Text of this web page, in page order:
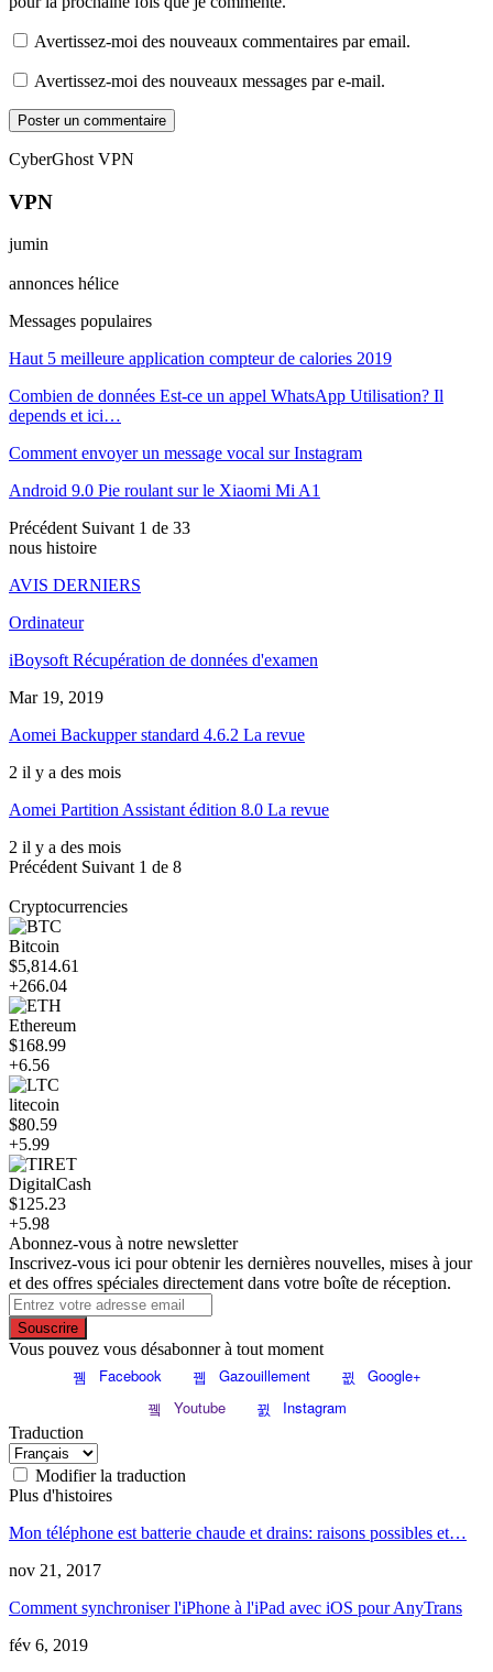
Avertissez-moi des nouveaux commentaires par email.
Avertissez-moi des nouveaux messages par e-mail.
CyberGhost VPN
VPN
jumin
annonces hélice
Messages populaires
Haut 5 meilleure application compteur de calories 2019
Combien de données Est-ce un appel WhatsApp Utilisation? Il
depends et ici…
Comment envoyer un message vocal sur Instagram
Android 9.0 Pie roulant sur le Xiaomi Mi A1
Précédent Suivant 1 de 33
nous histoire
AVIS DERNIERS
Ordinateur
iBoysoft Récupération de données d'examen
Mar 19, 2019
Aomei Backupper standard 4.6.2 La revue
2 il y a des mois
Aomei Partition Assistant édition 8.0 La revue
2 il y a des mois
Précédent Suivant 1 de 8
Cryptocurrencies
Bitcoin
$5,814.61
+266.04
Ethereum
$168.99
+6.56
litecoin
$80.59
+5.99
DigitalCash
$125.23
+5.98
Abonnez-vous à notre newsletter
Inscrivez-vous ici pour obtenir les dernières nouvelles, mises à jour
et des offres spéciales directement dans votre boîte de réception.
Souscrire
Vous pouvez vous désabonner à tout moment
Facebook Gazouillement
Google+
Youtube
Instagram
Traduction
Modifier la traduction
Plus d'histoires
Mon téléphone est batterie chaude et drains: raisons possibles et…
nov 21, 2017
Comment synchroniser l'iPhone à l'iPad avec iOS pour AnyTrans
fév 6, 2019